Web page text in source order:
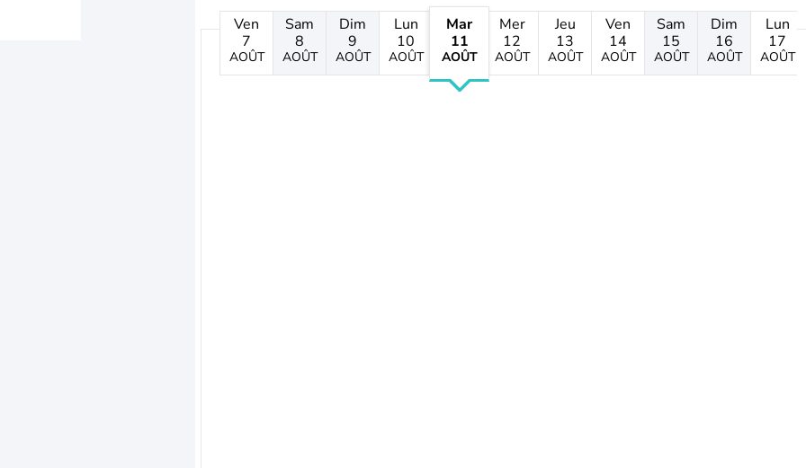
Ven
7
AOÛT
Sam
8
AOÛT
Dim
9
AOÛT
Lun
10
AOÛT
Mar
11
AOÛT
Mer
12
AOÛT
Jeu
13
AOÛT
Ven
14
AOÛT
Sam
15
AOÛT
Dim
16
AOÛT
Lun
17
AOÛT